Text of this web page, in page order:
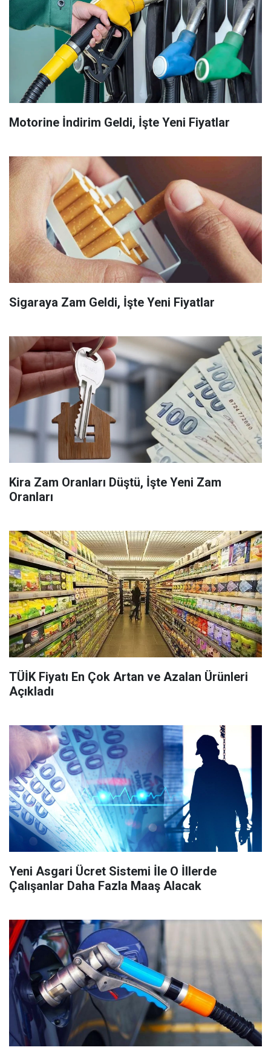
Motorine İndirim Geldi, İşte Yeni Fiyatlar
Sigaraya Zam Geldi, İşte Yeni Fiyatlar
Kira Zam Oranları Düştü, İşte Yeni Zam
Oranları
TÜİK Fiyatı En Çok Artan ve Azalan Ürünleri
Açıkladı
Yeni Asgari Ücret Sistemi İle O İllerde
Çalışanlar Daha Fazla Maaş Alacak